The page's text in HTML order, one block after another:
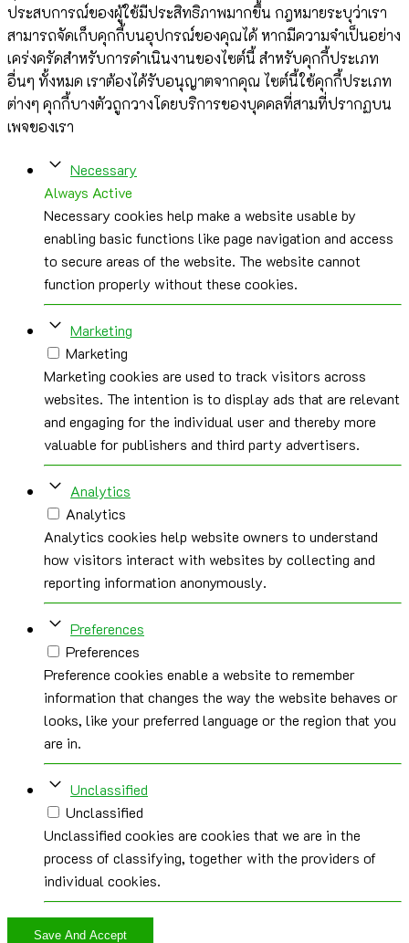
ประสบการณ์ของผู้ใช้มีประสิทธิภาพมากขึ้น กฎหมายระบุว่าเรา
สามารถจัดเก็บคุกกี้บนอุปกรณ์ของคุณได้ หากมีความจำเป็นอย่าง
เคร่งครัดสำหรับการดำเนินงานของไซต์นี้ สำหรับคุกกี้ประเภท
อื่นๆ ทั้งหมด เราต้องได้รับอนุญาตจากคุณ ไซต์นี้ใช้คุกกี้ประเภท
ต่างๆ คุกกี้บางตัวถูกวางโดยบริการของบุคคลที่สามที่ปรากฏบน
เพจของเรา
Necessary
Always Active
Necessary cookies help make a website usable by
enabling basic functions like page navigation and access
to secure areas of the website. The website cannot
function properly without these cookies.
Marketing
Marketing
Marketing cookies are used to track visitors across
websites. The intention is to display ads that are relevant
and engaging for the individual user and thereby more
valuable for publishers and third party advertisers.
Analytics
Analytics
Analytics cookies help website owners to understand
how visitors interact with websites by collecting and
reporting information anonymously.
Preferences
Preferences
Preference cookies enable a website to remember
information that changes the way the website behaves or
looks, like your preferred language or the region that you
are in.
Unclassified
Unclassified
Unclassified cookies are cookies that we are in the
process of classifying, together with the providers of
individual cookies.
Save And Accept